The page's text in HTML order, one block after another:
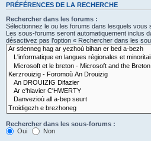
PRÉFÉRENCES DE LA RECHERCHE
Rechercher dans les forums :
Sélectionnez le ou les forums dans lesquels vous
Les sous-forums seront automatiquement inclus
désactivez pas l’option « Rechercher dans les
Rechercher dans les sous-forums :
Oui
Non